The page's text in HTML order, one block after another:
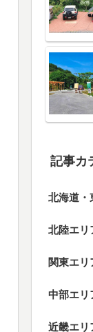
記事カ
北海道・
北陸エリ
関東エ
中部エリ
近畿エリ